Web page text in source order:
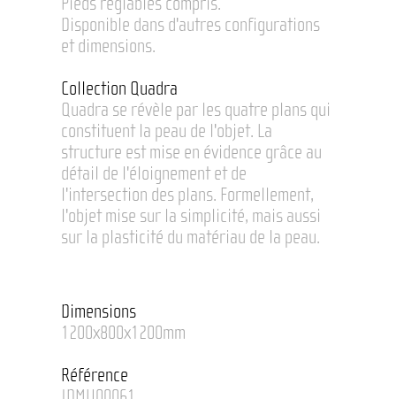
Disponible dans d'autres configurations
et dimensions.
Collection Quadra
Quadra se révèle par les quatre plans qui
constituent la peau de l'objet. La
structure est mise en évidence grâce au
détail de l'éloignement et de
l'intersection des plans. Formellement,
l'objet mise sur la simplicité, mais aussi
sur la plasticité du matériau de la peau.
Dimensions
1200x800x1200mm
Référence